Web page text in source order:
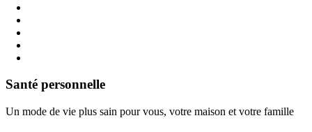
Santé personnelle
Un mode de vie plus sain pour vous, votre maison et votre famille